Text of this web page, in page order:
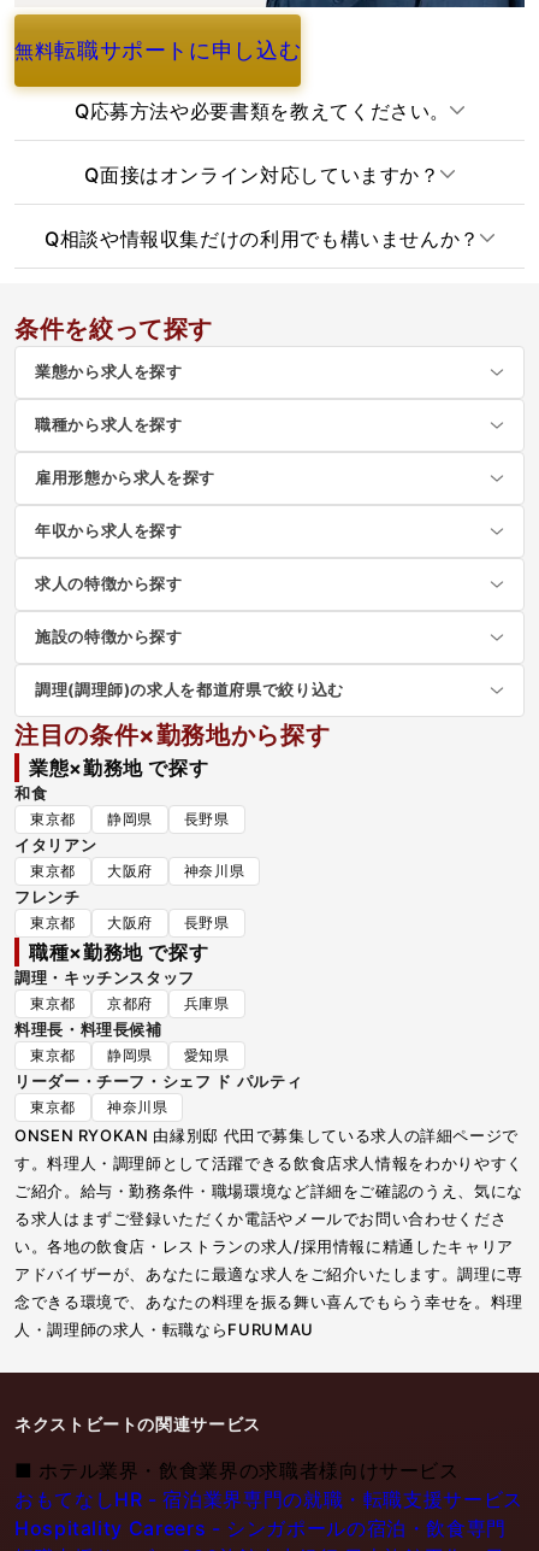
無料転職サポートに申し込む
よくあるご質問
Q応募方法や必要書類を教えてください。
Q面接はオンライン対応していますか？
Q相談や情報収集だけの利用でも構いませんか？
条件を絞って探す
業態から求人を探す
職種から求人を探す
雇用形態から求人を探す
年収から求人を探す
求人の特徴から探す
施設の特徴から探す
調理(調理師)の求人を都道府県で絞り込む
注目の条件×勤務地から探す
業態×勤務地 で探す
和食
東京都 静岡県 長野県
イタリアン
東京都 大阪府 神奈川県
フレンチ
東京都 大阪府 長野県
職種×勤務地 で探す
調理・キッチンスタッフ
東京都 京都府 兵庫県
料理長・料理長候補
東京都 静岡県 愛知県
リーダー・チーフ・シェフ ド パルティ
東京都 神奈川県
ONSEN RYOKAN 由縁別邸 代田で募集している求人の詳細ページで
す。料理人・調理師として活躍できる飲食店求人情報をわかりやすく
ご紹介。給与・勤務条件・職場環境など詳細をご確認のうえ、気にな
る求人はまずご登録いただくか電話やメールでお問い合わせくださ
い。各地の飲食店・レストランの求人/採用情報に精通したキャリア
アドバイザーが、あなたに最適な求人をご紹介いたします。調理に専
念できる環境で、あなたの料理を振る舞い喜んでもらう幸せを。料理
人・調理師の求人・転職ならFURUMAU
ネクストビートの関連サービス
■ ホテル業界・飲食業界の求職者様向けサービス
おもてなしHR - 宿泊業界専門の就職・転職支援サービス
Hospitality Careers - シンガポールの宿泊・飲食専門